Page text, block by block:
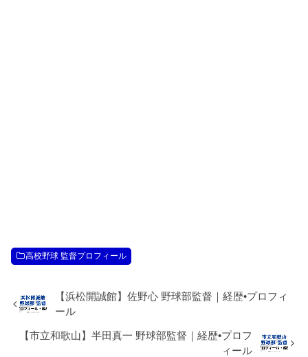
高校野球 監督プロフィール
【浜松開誠館】佐野心 野球部監督｜経歴•プロフィ
ール
【市立和歌山】半田真一 野球部監督｜経歴•プロフ
ィール